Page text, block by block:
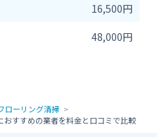
16,500円
48,000円
ローリング清掃
すすめの業者を料金と口コミで比較